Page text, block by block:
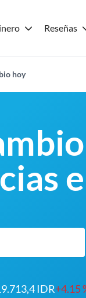
Reseñas
hoy
IDR+4.15